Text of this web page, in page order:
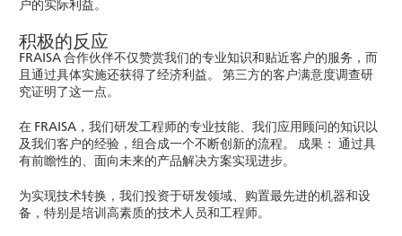
积极的反应
FRAISA 合作伙伴不仅赞赏我们的专业知识和贴近客户的服务，而
且通过具体实施还获得了经济利益。 第三方的客户满意度调查研
究证明了这一点。
在 FRAISA，我们研发工程师的专业技能、我们应用顾问的知识以
及我们客户的经验，组合成一个不断创新的流程。 成果： 通过具
有前瞻性的、面向未来的产品解决方案实现进步。
为实现技术转换，我们投资于研发领域、购置最先进的机器和设
备，特别是培训高素质的技术人员和工程师。